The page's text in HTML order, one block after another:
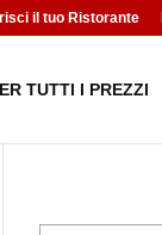
il tuo Ristorante
TUTTI I PREZZI